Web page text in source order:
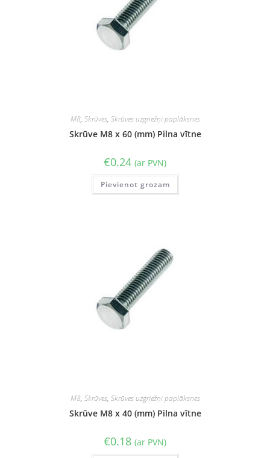
M8, Skrūves, Skrūves uzgriežņi paplāksnes
Skrūve M8 x 60 (mm) Pilna vītne
€0.24 (ar PVN)
Pievienot grozam
M8, Skrūves, Skrūves uzgriežņi paplāksnes
Skrūve M8 x 40 (mm) Pilna vītne
€0.18 (ar PVN)